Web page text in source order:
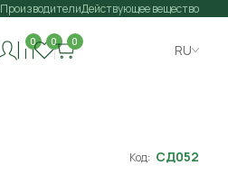
ПроизводителиДействующее вещество
0 0 0
RU
Код: СД052